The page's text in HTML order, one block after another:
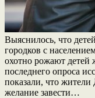
Выяснилось, что
городков с
охотно рожают детей
последнего опроса
показали, что
желание завести…